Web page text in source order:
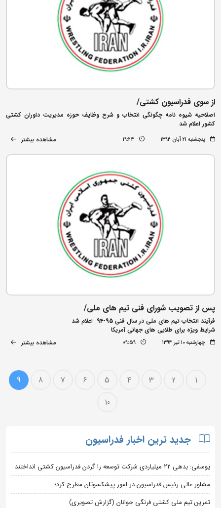
از سوی فدراسیون کشتی/
اصلاحیه شیوه نامه چگونگی انتخاب و شرح وظایف حوزه مدیریت داوران کشتی
کشور اعلام شد
پنجشنبه ۲۱ آبان ۱۳۹۴ 19:24 مشاهده بیشتر
پس از تصویب شورای فنی تیم های ملی/
فرآیند انتخاب تیم های ملی در سال فنی 95-94 اعلام شد
شرایط ویژه برای طلایی های جهانی آمریکا
چهارشنبه ۱۰ تیر ۱۳۹۴ 09:59 مشاهده بیشتر
1
2
3
4
5
6
7
8
9
10
جدید ترین اخبار فدراسیون
یوسفی: بدهی ۲۲ میلیاردی شرکت توسعه را گردن فدراسیون کشتی انداختند
مشاور عالی رئیس فدراسیون در امور پیشکسوتان مطرح کرد؛
تمرین تیم ملی کشتی فرنگی جوانان (گزارش تصویری)